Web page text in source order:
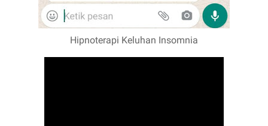
Hipnoterapi Keluhan Insomnia